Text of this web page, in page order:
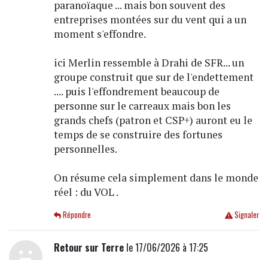
paranoïaque ... mais bon souvent des
entreprises montées sur du vent qui a un
moment s'effondre.
ici Merlin ressemble à Drahi de SFR... un
groupe construit que sur de l'endettement
.... puis l'effondrement beaucoup de
personne sur le carreaux mais bon les
grands chefs (patron et CSP+) auront eu le
temps de se construire des fortunes
personnelles.
On résume cela simplement dans le monde
réel : du VOL .
Signaler
Répondre
Retour sur Terrele 17/06/2026 à 17:25